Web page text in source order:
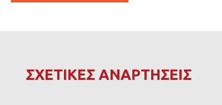
ΣΧΕΤΙΚΕΣ ΑΝΑΡΤΗΣΕΙΣ